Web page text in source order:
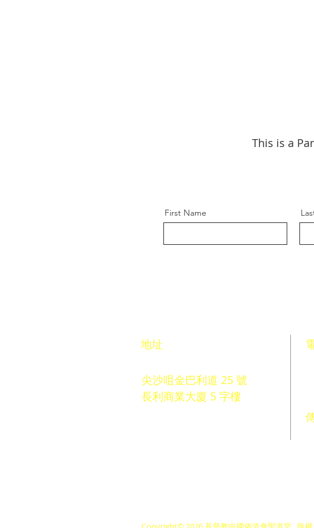
This is a
First Name
​地址
尖沙咀金巴利道 25 號
長利商業大廈 5 字樓